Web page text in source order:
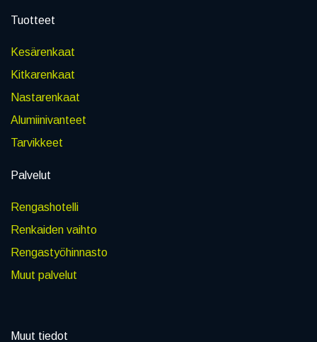
Tuotteet
Kesärenkaat
Kitkarenkaat
Nastarenkaat
Alumiinivanteet
Tarvikkeet
Palvelut
Rengashotelli
Renkaiden vaihto
Rengastyöhinnasto
Muut palvelut
Muut tiedot